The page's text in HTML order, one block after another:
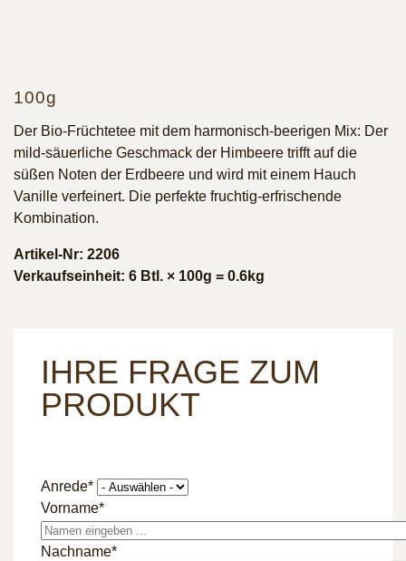
100g
Der Bio-Früchtetee mit dem harmonisch-beerigen Mix: Der
mild-säuerliche Geschmack der Himbeere trifft auf die
süßen Noten der Erdbeere und wird mit einem Hauch
Vanille verfeinert. Die perfekte fruchtig-erfrischende
Kombination.
Artikel-Nr: 2206
Verkaufseinheit: 6 Btl. × 100g = 0.6kg
IHRE FRAGE ZUM
PRODUKT
Anrede*
Vorname*
Nachname*